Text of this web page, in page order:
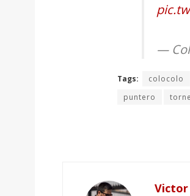
—
Tags: colocolo
puntero
Victor